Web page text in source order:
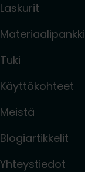
Laskurit
Materiaalipankki
Tuki
Käyttökohteet
Meistä
Blogiartikkelit
Yhteystiedot